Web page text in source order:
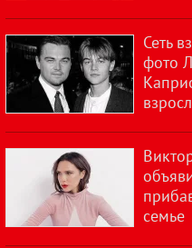
Сеть
фото
семье